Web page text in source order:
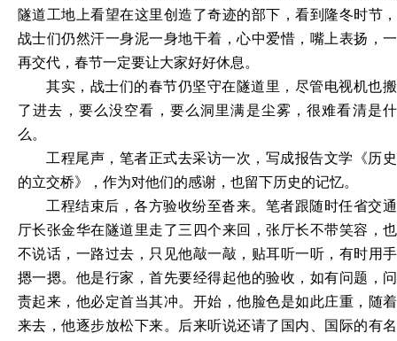
隧道工地上看望在这里创造了奇迹的部下，看到隆冬时节，
战士们仍然汗一身泥一身地干着，心中爱惜，嘴上表扬，一
再交代，春节一定要让大家好好休息。
其实，战士们的春节仍坚守在隧道里，尽管电视机也搬
了进去，要么没空看，要么洞里满是尘雾，很难看清是什
么。
工程尾声，笔者正式去采访一次，写成报告文学《历史
的立交桥》，作为对他们的感谢，也留下历史的记忆。
工程结束后，各方验收纷至沓来。笔者跟随时任省交通
厅长张金华在隧道里走了三四个来回，张厅长不带笑容，也
不说话，一路过去，只见他敲一敲，贴耳听一听，有时用手
摁一摁。他是行家，首先要经得起他的验收，如有问题，问
责起来，他必定首当其冲。开始，他脸色是如此庄重，随着
来去，他逐步放松下来。后来听说还请了国内、国际的有名